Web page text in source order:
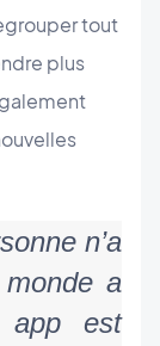
tout
plus
n’a
a
app est